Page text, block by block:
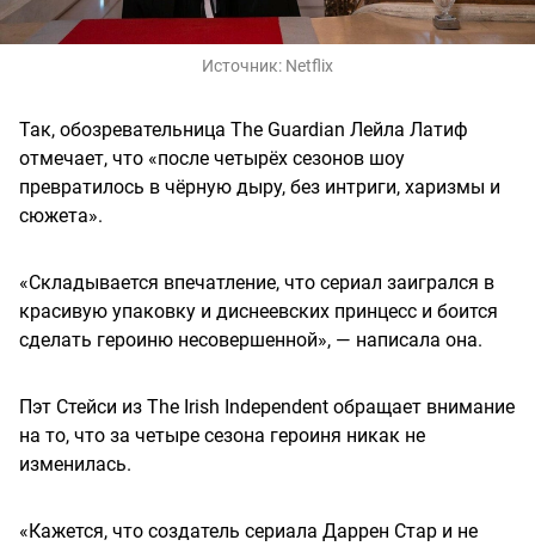
Источник: Netflix
Так, обозревательница The Guardian Лейла Латиф
отмечает, что «после четырёх сезонов шоу
превратилось в чёрную дыру, без интриги, харизмы и
сюжета».
«Складывается впечатление, что сериал заигрался в
красивую упаковку и диснеевских принцесс и боится
сделать героиню несовершенной», — написала она.
Пэт Стейси из The Irish Independent обращает внимание
на то, что за четыре сезона героиня никак не
изменилась.
«Кажется, что создатель сериала Даррен Стар и не